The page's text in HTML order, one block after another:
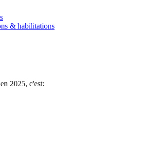
& habilitations
2025, c'est: